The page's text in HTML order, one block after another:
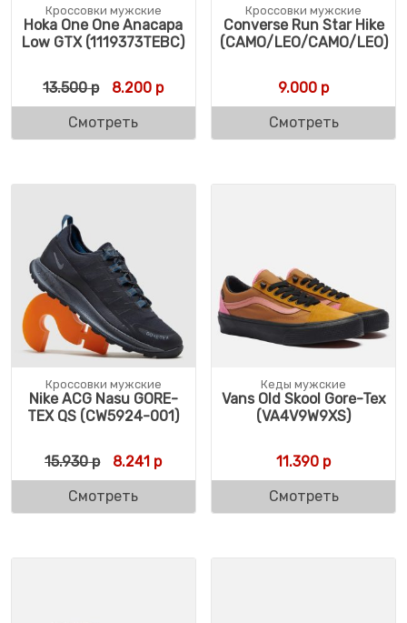
Кроссовки мужские
Hoka One One Anacapa
Low GTX (1119373TEBC)
13.500р Первоначальная цена составляла 13.500
8.200 рТекущая цена: 8.200 р.
Смотреть
Кроссовки мужские
Converse Run Star Hike
(CAMO/LEO/CAMO/LEO)
9.000 р
Смотреть
Кроссовки мужские
Nike ACG Nasu GORE-
TEX QS (CW5924-001)
15.930р Первоначальная цена составляла 15.930
8.241 рТекущая цена: 8.241 р.
Смотреть
Кеды мужские
Vans Old Skool Gore-Tex
(VA4V9W9XS)
11.390 р
Смотреть